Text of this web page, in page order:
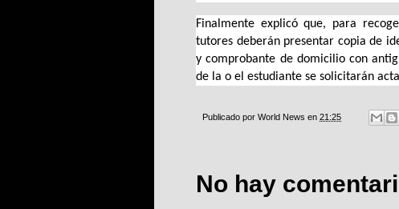
Finalmente explicó que, para
tutores deberán presentar copia de
y comprobante de domicilio con
de la o el estudiante se solicitarán
Publicado por World News en 21:25
No hay